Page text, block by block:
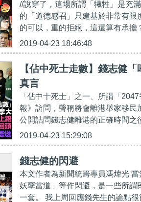
「走數」、選擇性守法何來
//說穿了，這場所謂「犧牲」是充
的「道德感召」只建基於非常有
的可以，重的拒絕，這還算有承擔
2019-04-23 18:46:48
【佔中死士走數】錢志健
真言
「佔中十死士」之一、所謂「
報》訪問，聲稱將會離港舉家移民
公開詰問錢志健離港的正確時間之
2019-04-23 15:29:08
錢志健的閃避
本文作者為新聞統籌專員馮煒光
妖孽當道」等作閃避，是一些所謂
一套。 我上周回應錢先生的論點